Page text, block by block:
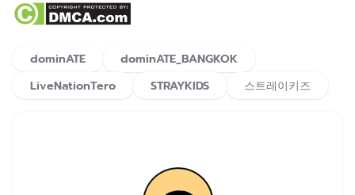
dominATE
dominATE_BANGKOK
LiveNationTero
STRAYKIDS 스트레이키즈